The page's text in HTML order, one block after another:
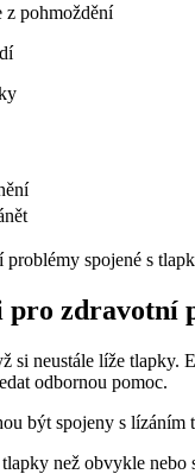
z pohmoždění
zdravotní
si neustále líže
odbornou pomoc.
být spojeny s
než obvykle